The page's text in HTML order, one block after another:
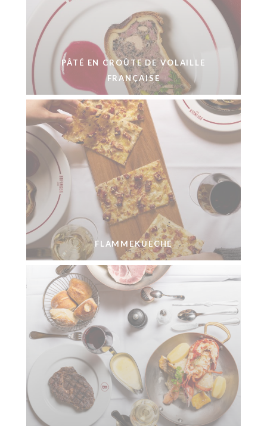
PÂTÉ EN CROÛTE DE VOLAILLE
FRANÇAISE
FLAMMEKUECHE